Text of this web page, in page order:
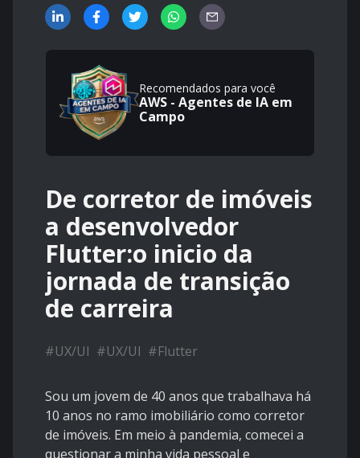
Recomendados para você
AWS - Agentes de IA em
Campo
De corretor de imóveis
a desenvolvedor
Flutter:o inicio da
jornada de transição
de carreira
#UX/UI #UX/UI #Flutter
Sou um jovem de 40 anos que trabalhava há
10 anos no ramo imobiliário como corretor
de imóveis. Em meio à pandemia, comecei a
questionar a minha vida pessoal e